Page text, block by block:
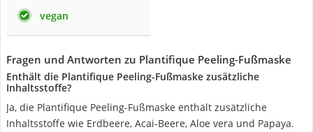
vegan
Fragen und Antworten zu Plantifique Peeling-Fußmaske
Enthält die Plantifique Peeling-Fußmaske zusätzliche
Inhaltsstoffe?
Ja, die Plantifique Peeling-Fußmaske enthält zusätzliche
Inhaltsstoffe wie Erdbeere, Acai-Beere, Aloe vera und Papaya.